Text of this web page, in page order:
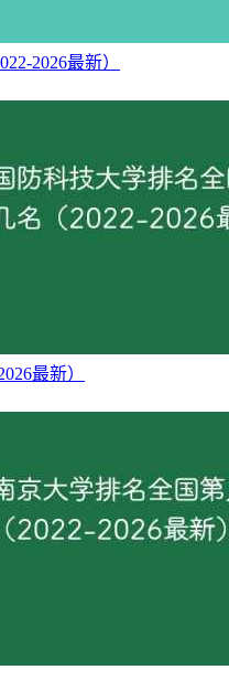
2026最新）
最新）